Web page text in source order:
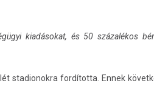
kiadásokat, és 50 százalékos
stadionokra fordította. Ennek